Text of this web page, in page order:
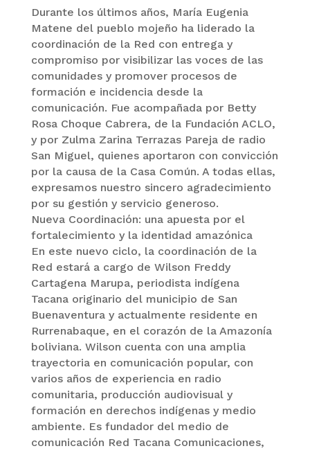
Durante los últimos años, María Eugenia
Matene del pueblo mojeño ha liderado la
coordinación de la Red con entrega y
compromiso por visibilizar las voces de las
comunidades y promover procesos de
formación e incidencia desde la
comunicación. Fue acompañada por Betty
Rosa Choque Cabrera, de la Fundación ACLO,
y por Zulma Zarina Terrazas Pareja de radio
San Miguel, quienes aportaron con convicción
por la causa de la Casa Común. A todas ellas,
expresamos nuestro sincero agradecimiento
por su gestión y servicio generoso.
Nueva Coordinación: una apuesta por el
fortalecimiento y la identidad amazónica
En este nuevo ciclo, la coordinación de la
Red estará a cargo de Wilson Freddy
Cartagena Marupa, periodista indígena
Tacana originario del municipio de San
Buenaventura y actualmente residente en
Rurrenabaque, en el corazón de la Amazonía
boliviana. Wilson cuenta con una amplia
trayectoria en comunicación popular, con
varios años de experiencia en radio
comunitaria, producción audiovisual y
formación en derechos indígenas y medio
ambiente. Es fundador del medio de
comunicación Red Tacana Comunicaciones,